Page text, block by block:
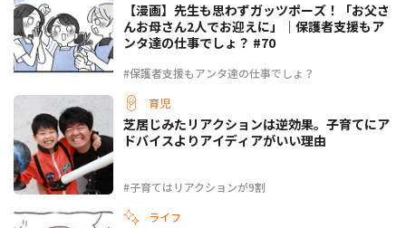
#保護者支援もアンタ達の仕事でしょ？
【漫画】先生も思わずガッツポーズ！「お父さ
んお母さん2人でお迎えに」｜保護者支援もア
ンタ達の仕事でしょ？ #70
育児
#子育てはリアクションが9割
芝居じみたリアクションは逆効果。子育てにア
ドバイスよりアイディアがいい理由
ライフ